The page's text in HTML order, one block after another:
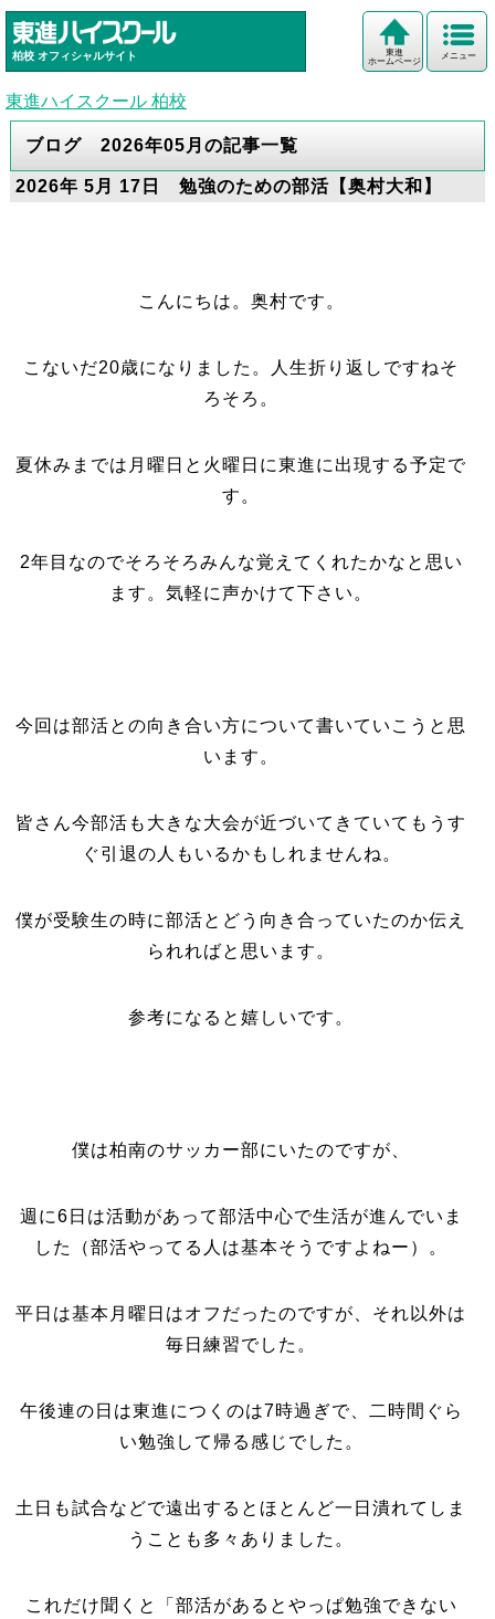
柏校 オフィシャルサイト メニュー
東進
ホームページ
東進ハイスクール 柏校
ブログ 2026年05月の記事一覧
2026年 5月 17日 勉強のための部活【奥村大和】
こんにちは。奥村です。
こないだ20歳になりました。人生折り返しですねそ
ろそろ。
夏休みまでは月曜日と火曜日に東進に出現する予定で
す。
2年目なのでそろそろみんな覚えてくれたかなと思い
ます。気軽に声かけて下さい。
今回は部活との向き合い方について書いていこうと思
います。
皆さん今部活も大きな大会が近づいてきていてもうす
ぐ引退の人もいるかもしれませんね。
僕が受験生の時に部活とどう向き合っていたのか伝え
られればと思います。
参考になると嬉しいです。
僕は柏南のサッカー部にいたのですが、
週に6日は活動があって部活中心で生活が進んでいま
した（部活やってる人は基本そうですよねー）。
平日は基本月曜日はオフだったのですが、それ以外は
毎日練習でした。
午後連の日は東進につくのは7時過ぎで、二時間ぐら
い勉強して帰る感じでした。
土日も試合などで遠出するとほとんど一日潰れてしま
うことも多々ありました。
これだけ聞くと「部活があるとやっぱ勉強できない